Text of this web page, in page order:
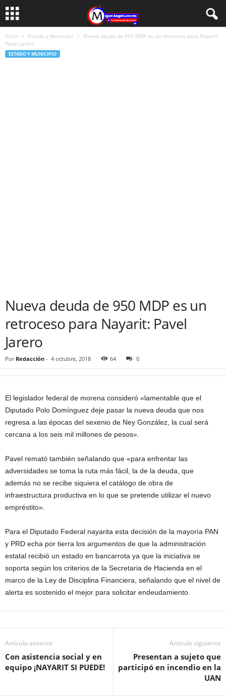
Inicio Estado y Municipio
Nueva deuda de 950 MDP es un retroceso para Nayarit:
Pavel Jarero
ESTADO Y MUNICIPIO
Nueva deuda de 950 MDP es un
retroceso para Nayarit: Pavel
Jarero
Por Redacción - 4 octubre, 2018 64 0
El legislador federal de morena consideró «lamentable que el
Diputado Polo Domínguez deje pasar la nueva deuda que nos
regresa a las épocas del sexenio de Ney González, la cual será
cercana a los seis mil millones de pesos».
Pavel remató también señalando que «para enfrentar las
adversidades se toma la ruta más fácil, la de la deuda, que
además no se recibe siquiera el catálogo de obra de
infraestructura productiva en lo que se pretende utilizar el nuevo
empréstito».
Para el Diputado Federal nayarita esta decisión de la mayoría PAN
y PRD echa por tierra los argumentos de que la administración
estatal recibió un estado en bancarrota ya que la iniciativa se
soporta según los criterios de la Secretaria de Hacienda en el
marco de la Ley de Disciplina Financiera, señalando que el nivel de
alerta es sostenido el mejor para solicitar endeudamiento.
Artículo anterior
Con asistencia social y en
equipo ¡NAYARIT SI PUEDE!
Artículo siguiente
Presentan a sujeto que
participó en incendio en la
UAN